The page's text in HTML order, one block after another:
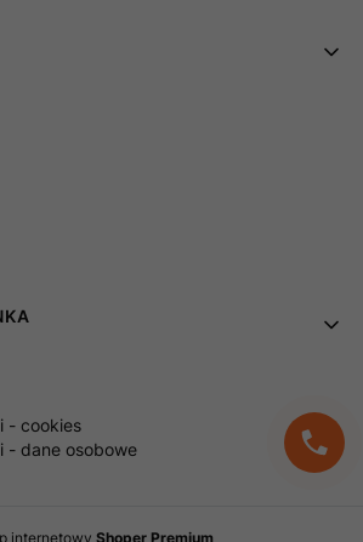
- cookies
- dane osobowe
internetowy Shoper Premium